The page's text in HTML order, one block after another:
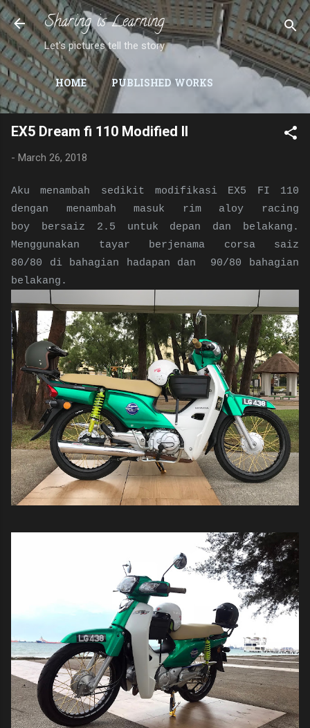
Skip to main content
Sharing is Learning
Let's pictures tell the story
HOME PUBLISHED WORKS
EX5 Dream fi 110 Modified II
- March 26, 2018
Aku menambah sedikit modifikasi EX5 FI 110
dengan menambah masuk rim aloy racing
boy bersaiz 2.5 untuk depan dan belakang.
Menggunakan tayar berjenama corsa saiz
80/80 di bahagian hadapan dan 90/80 bahagian
belakang.